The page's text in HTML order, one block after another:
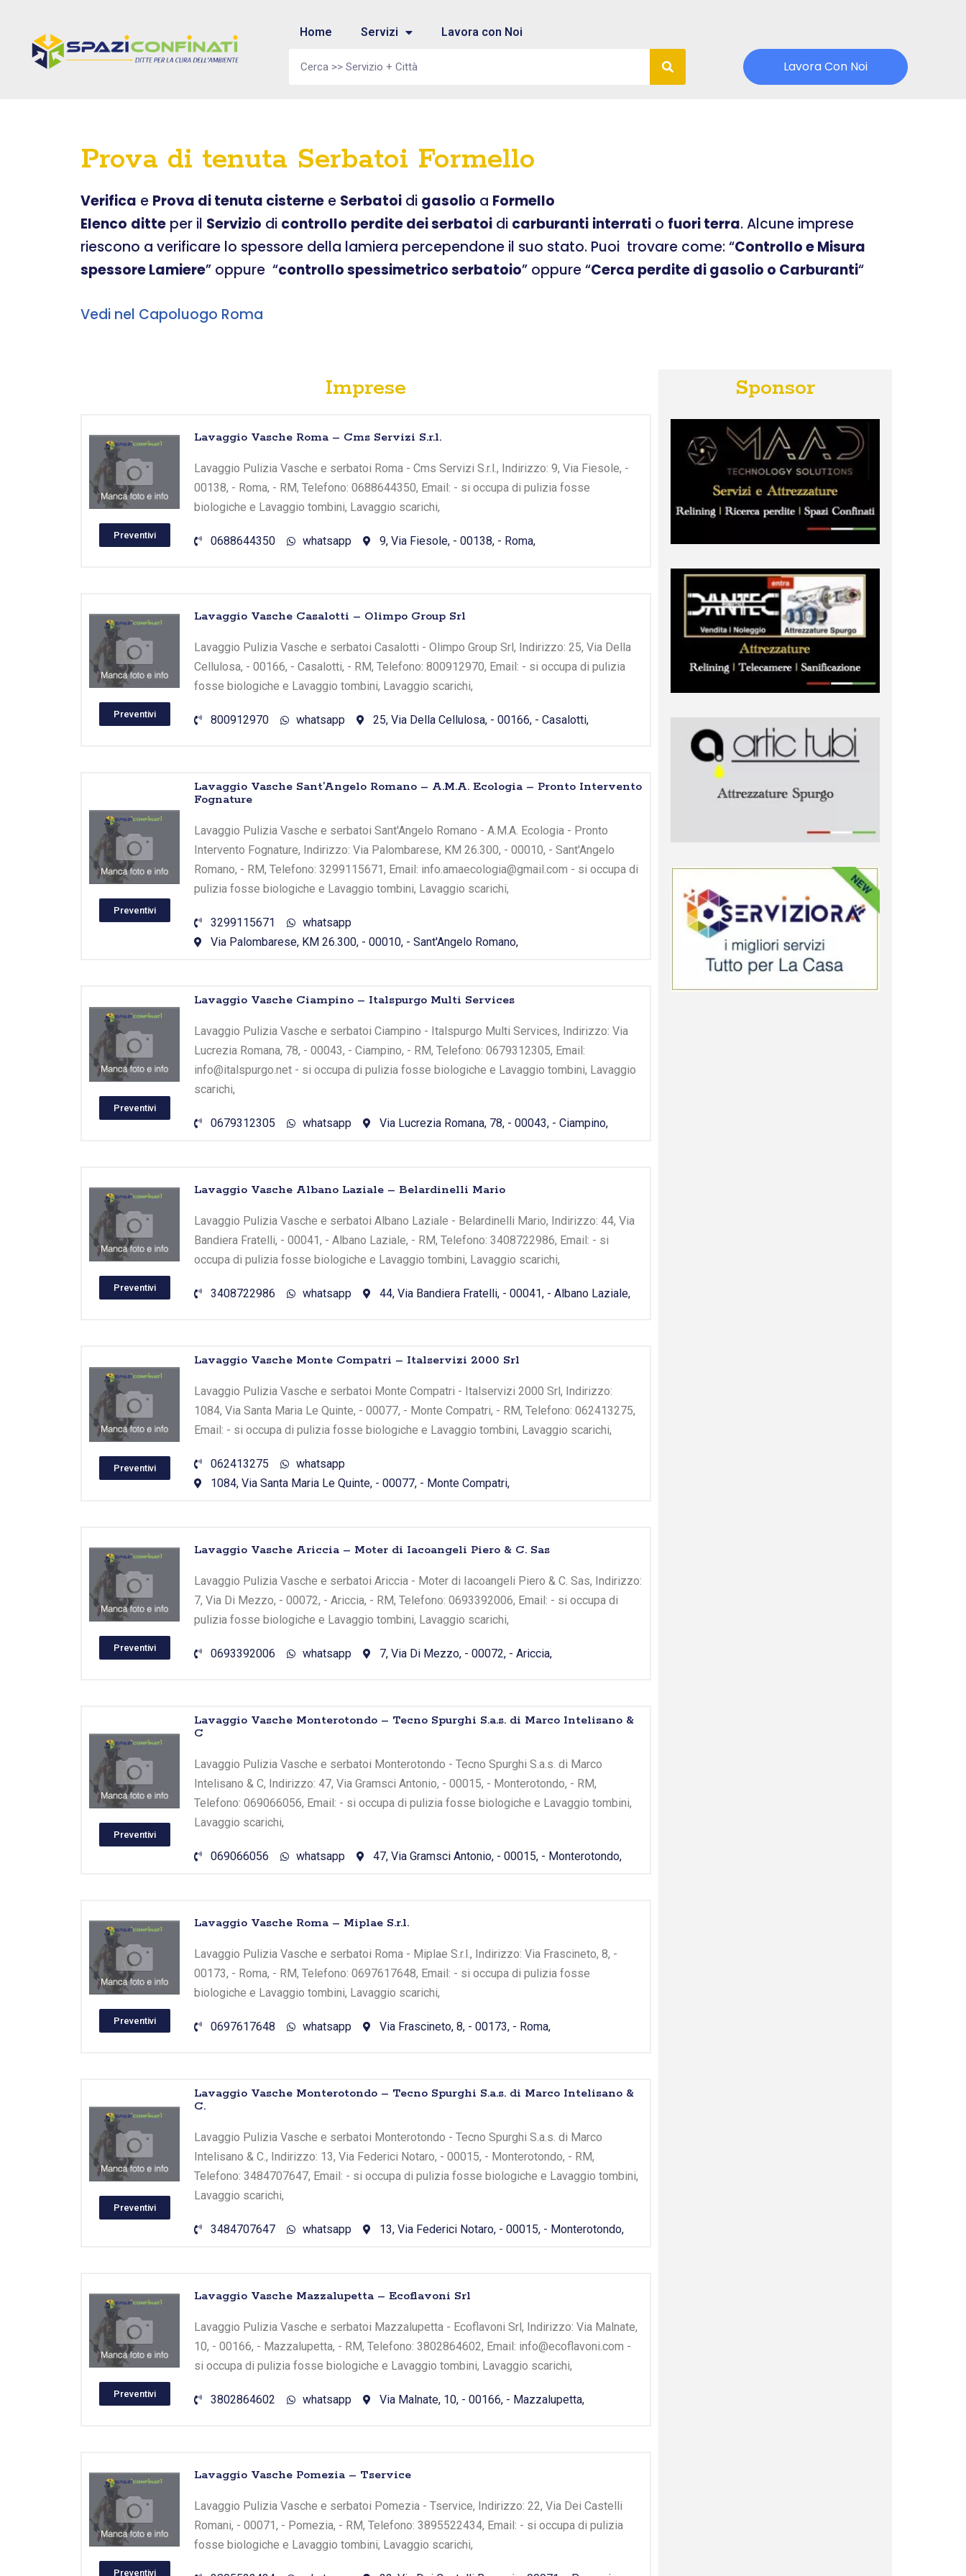
Home Servizi Lavora con Noi
Lavora Con Noi
Prova di tenuta Serbatoi Formello
Verifica e Prova di tenuta cisterne e Serbatoi di gasolio a Formello
Elenco ditte per il Servizio di controllo perdite dei serbatoi di carburanti interrati o fuori terra. Alcune imprese
riescono a verificare lo spessore della lamiera percependone il suo stato. Puoi trovare come: “Controllo e Misura
spessore Lamiere” oppure “controllo spessimetrico serbatoio” oppure “Cerca perdite di gasolio o Carburanti“
Vedi nel Capoluogo Roma
Imprese
Preventivi
Lavaggio Vasche Roma – Cms Servizi S.r.l.
Lavaggio Pulizia Vasche e serbatoi Roma - Cms Servizi S.r.l., Indirizzo: 9, Via Fiesole, -
00138, - Roma, - RM, Telefono: 0688644350, Email: - si occupa di pulizia fosse
biologiche e Lavaggio tombini, Lavaggio scarichi,
0688644350 whatsapp 9, Via Fiesole, - 00138, - Roma,
Preventivi
Lavaggio Vasche Casalotti – Olimpo Group Srl
Lavaggio Pulizia Vasche e serbatoi Casalotti - Olimpo Group Srl, Indirizzo: 25, Via Della
Cellulosa, - 00166, - Casalotti, - RM, Telefono: 800912970, Email: - si occupa di pulizia
fosse biologiche e Lavaggio tombini, Lavaggio scarichi,
800912970 whatsapp 25, Via Della Cellulosa, - 00166, - Casalotti,
Preventivi
Lavaggio Vasche Sant’Angelo Romano – A.M.A. Ecologia – Pronto Intervento
Fognature
Lavaggio Pulizia Vasche e serbatoi Sant'Angelo Romano - A.M.A. Ecologia - Pronto
Intervento Fognature, Indirizzo: Via Palombarese, KM 26.300, - 00010, - Sant'Angelo
Romano, - RM, Telefono: 3299115671, Email: info.amaecologia@gmail.com - si occupa di
pulizia fosse biologiche e Lavaggio tombini, Lavaggio scarichi,
3299115671
whatsapp
Via Palombarese, KM 26.300, - 00010, - Sant'Angelo Romano,
Preventivi
Lavaggio Vasche Ciampino – Italspurgo Multi Services
Lavaggio Pulizia Vasche e serbatoi Ciampino - Italspurgo Multi Services, Indirizzo: Via
Lucrezia Romana, 78, - 00043, - Ciampino, - RM, Telefono: 0679312305, Email:
info@italspurgo.net - si occupa di pulizia fosse biologiche e Lavaggio tombini, Lavaggio
scarichi,
0679312305 whatsapp Via Lucrezia Romana, 78, - 00043, - Ciampino,
Preventivi
Lavaggio Vasche Albano Laziale – Belardinelli Mario
Lavaggio Pulizia Vasche e serbatoi Albano Laziale - Belardinelli Mario, Indirizzo: 44, Via
Bandiera Fratelli, - 00041, - Albano Laziale, - RM, Telefono: 3408722986, Email: - si
occupa di pulizia fosse biologiche e Lavaggio tombini, Lavaggio scarichi,
3408722986 whatsapp 44, Via Bandiera Fratelli, - 00041, - Albano Laziale,
Preventivi
Lavaggio Vasche Monte Compatri – Italservizi 2000 Srl
Lavaggio Pulizia Vasche e serbatoi Monte Compatri - Italservizi 2000 Srl, Indirizzo:
1084, Via Santa Maria Le Quinte, - 00077, - Monte Compatri, - RM, Telefono: 062413275,
Email: - si occupa di pulizia fosse biologiche e Lavaggio tombini, Lavaggio scarichi,
062413275
whatsapp
1084, Via Santa Maria Le Quinte, - 00077, - Monte Compatri,
Preventivi
Lavaggio Vasche Ariccia – Moter di Iacoangeli Piero & C. Sas
Lavaggio Pulizia Vasche e serbatoi Ariccia - Moter di Iacoangeli Piero & C. Sas, Indirizzo:
7, Via Di Mezzo, - 00072, - Ariccia, - RM, Telefono: 0693392006, Email: - si occupa di
pulizia fosse biologiche e Lavaggio tombini, Lavaggio scarichi,
0693392006 whatsapp 7, Via Di Mezzo, - 00072, - Ariccia,
Preventivi
Lavaggio Vasche Monterotondo – Tecno Spurghi S.a.s. di Marco Intelisano &
C
Lavaggio Pulizia Vasche e serbatoi Monterotondo - Tecno Spurghi S.a.s. di Marco
Intelisano & C, Indirizzo: 47, Via Gramsci Antonio, - 00015, - Monterotondo, - RM,
Telefono: 069066056, Email: - si occupa di pulizia fosse biologiche e Lavaggio tombini,
Lavaggio scarichi,
069066056 whatsapp 47, Via Gramsci Antonio, - 00015, - Monterotondo,
Preventivi
Lavaggio Vasche Roma – Miplae S.r.l.
Lavaggio Pulizia Vasche e serbatoi Roma - Miplae S.r.l., Indirizzo: Via Frascineto, 8, -
00173, - Roma, - RM, Telefono: 0697617648, Email: - si occupa di pulizia fosse
biologiche e Lavaggio tombini, Lavaggio scarichi,
0697617648 whatsapp Via Frascineto, 8, - 00173, - Roma,
Preventivi
Lavaggio Vasche Monterotondo – Tecno Spurghi S.a.s. di Marco Intelisano &
C.
Lavaggio Pulizia Vasche e serbatoi Monterotondo - Tecno Spurghi S.a.s. di Marco
Intelisano & C., Indirizzo: 13, Via Federici Notaro, - 00015, - Monterotondo, - RM,
Telefono: 3484707647, Email: - si occupa di pulizia fosse biologiche e Lavaggio tombini,
Lavaggio scarichi,
3484707647 whatsapp 13, Via Federici Notaro, - 00015, - Monterotondo,
Preventivi
Lavaggio Vasche Mazzalupetta – Ecoflavoni Srl
Lavaggio Pulizia Vasche e serbatoi Mazzalupetta - Ecoflavoni Srl, Indirizzo: Via Malnate,
10, - 00166, - Mazzalupetta, - RM, Telefono: 3802864602, Email: info@ecoflavoni.com -
si occupa di pulizia fosse biologiche e Lavaggio tombini, Lavaggio scarichi,
3802864602 whatsapp Via Malnate, 10, - 00166, - Mazzalupetta,
Preventivi
Lavaggio Vasche Pomezia – Tservice
Lavaggio Pulizia Vasche e serbatoi Pomezia - Tservice, Indirizzo: 22, Via Dei Castelli
Romani, - 00071, - Pomezia, - RM, Telefono: 3895522434, Email: - si occupa di pulizia
fosse biologiche e Lavaggio tombini, Lavaggio scarichi,
Sponsor